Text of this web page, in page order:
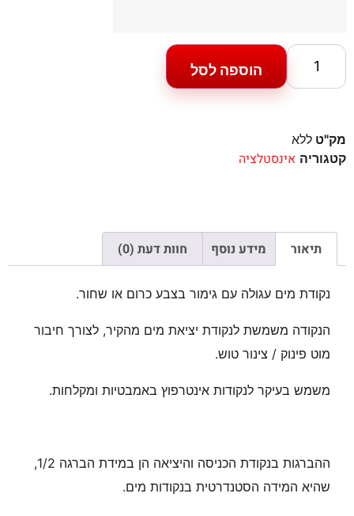
הוספה לסל
מק"ט ללא
קטגוריה אינסטלציה
תיאור מידע נוסף חוות דעת (0)
נקודת מים עגולה עם גימור בצבע כרום או שחור.
הנקודה משמשת לנקודת יציאת מים מהקיר, לצורך חיבור
מוט פינוק / צינור טוש.
משמש בעיקר לנקודות אינטרפוץ באמבטיות ומקלחות.
ההברגות בנקודת הכניסה והיציאה הן במידת הברגה 1/2,
שהיא המידה הסטנדרטית בנקודות מים.